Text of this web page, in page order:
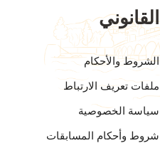
القانوني
الشروط والأحكام
ملفات تعريف الارتباط
سياسة الخصوصية
شروط وأحكام المسابقات